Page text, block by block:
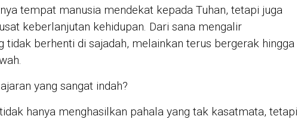
tempat manusia mendekat kepada Tuhan, tetapi juga
keberlanjutan kehidupan. Dari sana mengalir
tidak berhenti di sajadah, melainkan terus bergerak hingga
yang sangat indah?
hanya menghasilkan pahala yang tak kasatmata, tetapi